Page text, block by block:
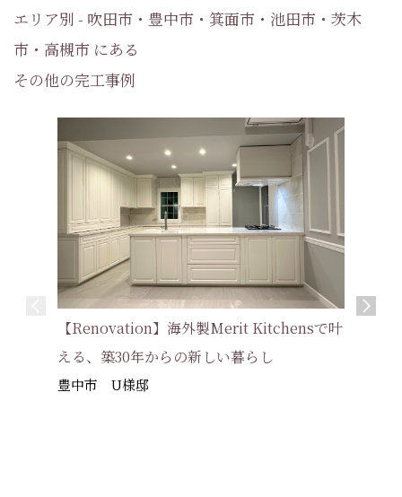
エリア別 - 吹田市・豊中市・箕面市・池田市・茨木
市・高槻市 にある
その他の完工事例
【Renovation】海外製Merit Kitchensで叶
える、築30年からの新しい暮らし
豊中市 U様邸